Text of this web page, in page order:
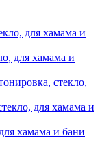
для хамама и
для хамама и
стекло,
для хамама и
хамама и бани